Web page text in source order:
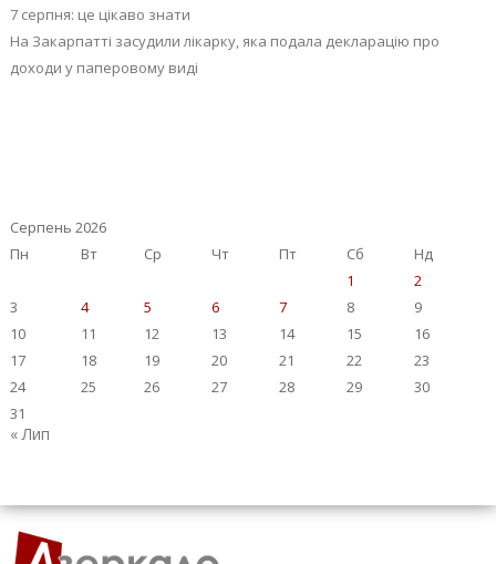
7 серпня: це цікаво знати
На Закарпатті засудили лікарку, яка подала декларацію про
доходи у паперовому виді
Серпень 2026
Пн
Вт Ср Чт Пт Сб
Нд
1
2
3
4 5 6 7 8
9
10
11 12 13 14 15
16
17
18 19 20 21 22
23
24
25 26 27 28 29
30
31
« Лип